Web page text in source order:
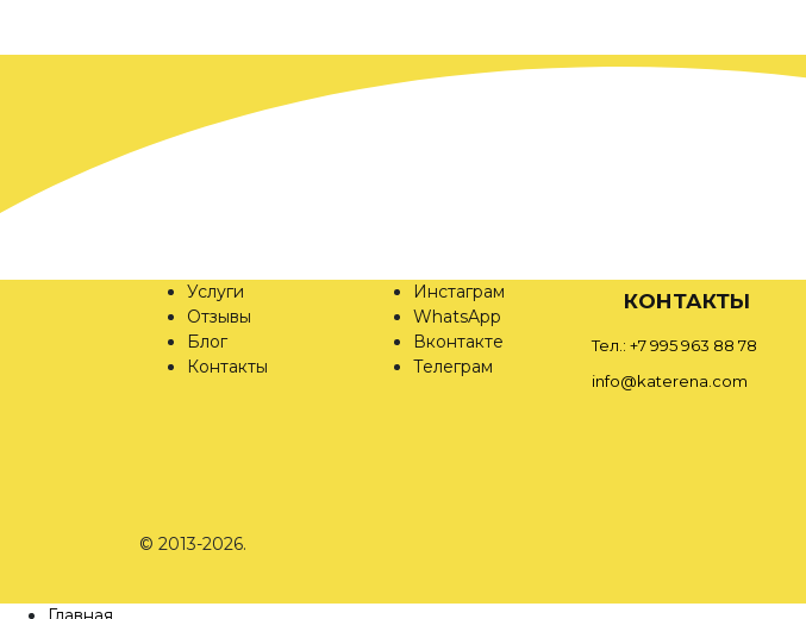
Услуги
Отзывы
Блог
Контакты
Инстаграм
WhatsApp
Вконтакте
Телеграм
КОНТАКТЫ
Тел.: +7 995 963 88 78
info@katerena.com
© 2013-2026.